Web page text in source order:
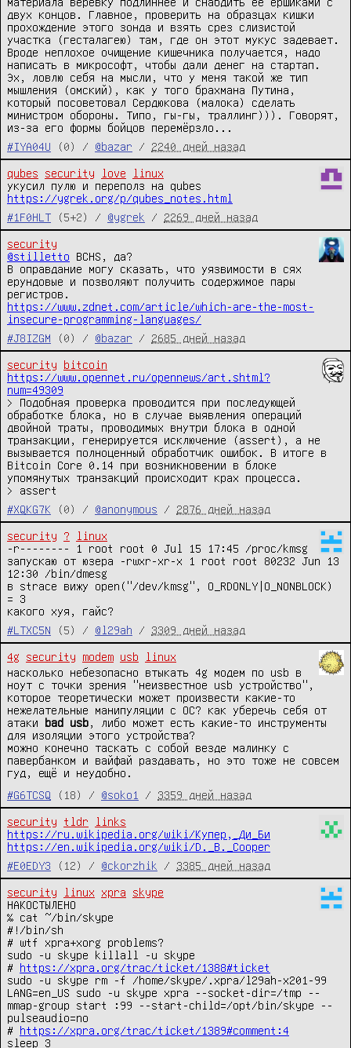
двух концов. Главное, проверить на образцах кишки
прохождение этого зонда и взять срез слизистой
участка (гесталагею) там, где он этот мукус задевает.
Вроде неплохое очищение кишечника получается, надо
написать в микрософт, чтобы дали денег на стартап.
Эх, ловлю себя на мысли, что у меня такой же тип
мышления (омский), как у того брахмана Путина,
который посоветовал Сердюкова (малока) сделать
министром обороны. Типо, гы-гы, траллинг))). Говорят,
из-за его формы бойцов перемёрзло...
#IYA04U
(0) / @bazar / 2240 дней назад
qubes security love
linux
https://ygrek.org/p/qubes_notes.html
#1F0HLT
(5+2) / @ygrek / 2269 дней назад
security
@stilletto BCHS, да?
В оправдание могу сказать, что уязвимости в сях
ерундовые и позволяют получить содержимое пары
https://www.zdnet.com/article/which-are-the-most-
insecure-programming-languages/
#J8IZGM
(0) / @bazar / 2685 дней назад
security
bitcoin
https://www.opennet.ru/opennews/art.shtml?
num=49309
> Подобная проверка проводится при последующей
обработке блока, но в случае выявления операций
двойной траты, проводимых внутри блока в одной
транзакции, генерируется исключение (assert), а не
вызывается полноценный обработчик ошибок. В итоге в
Bitcoin Core 0.14 при возникновении в блоке
упомянутых транзакций происходит крах процесса.
#XQKG7K
(0) / @anonymous / 2876 дней назад
security ?
linux
-r-------- 1 root root 0 Jul 15 17:45 /proc/kmsg
запускаю от юзера -rwxr-xr-x 1 root root 80232 Jun 13
12:30 /bin/dmesg
в strace вижу open("/dev/kmsg", O_RDONLY|O_NONBLOCK)
= 3
какого хуя, гайс?
#LTXC5N
(5) / @l29ah / 3309 дней назад
4g security modem usb
linux
насколько небезопасно втыкать 4g модем по usb в
ноут с точки зрения "неизвестное usb устройство",
которое теоретически может произвести какие-то
нежелательные манипуляции с ОС? как уберечь себя от
атаки bad usb, либо может есть какие-то инструменты
для изоляции этого устройства?
можно конечно таскать с собой везде малинку с
павербанком и вайфай раздавать, но это тоже не совсем
гуд, ещё и неудобно.
#G6TCSQ
(18) / @soko1 / 3359 дней назад
security tldr
links
https://ru.wikipedia.org/wiki/Купер,_Ди_Би
https://en.wikipedia.org/wiki/D._B._Cooper
#E0EDY3
(12) / @ckorzhik / 3385 дней назад
security linux xpra
skype
НАКОСТЫЛЕНО
‰ cat ~/bin/skype
#!/bin/sh
# wtf xpra+xorg problems?
sudo -u skype killall -u skype
# https://xpra.org/trac/ticket/1388#ticket
sudo -u skype rm -f /home/skype/.xpra/l29ah-x201-99
LANG=en_US sudo -u skype xpra --socket-dir=/tmp --
mmap-group start :99 --start-child=/opt/bin/skype --
pulseaudio=no
# https://xpra.org/trac/ticket/1389#comment:4